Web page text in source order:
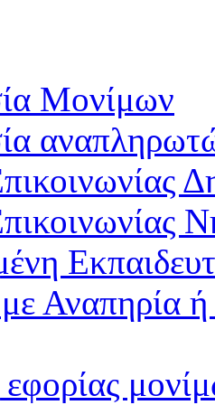
Μονίμων
Αναπηρία ή /